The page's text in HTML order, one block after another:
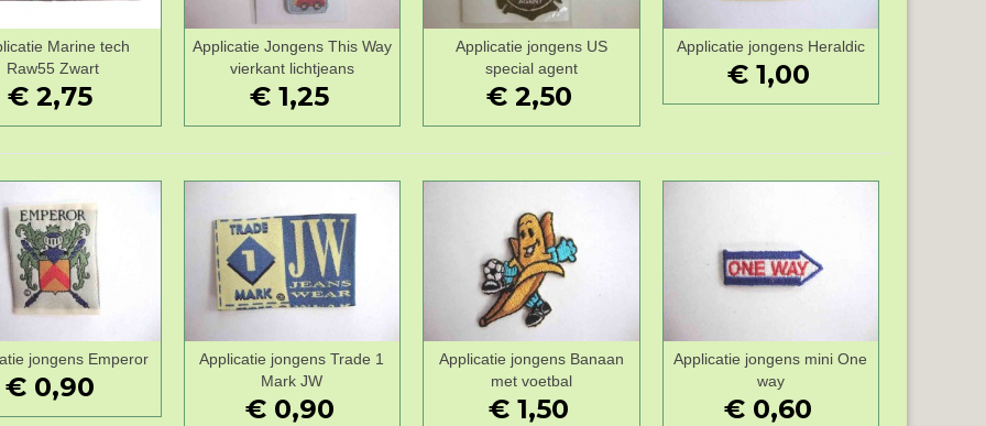
Wenslijst
Marine tech
Raw55 Zwart
€ 2,75
Wenslijst
Applicatie Jongens This Way
vierkant lichtjeans
€ 1,25
Wenslijst
Applicatie jongens US
special agent
€ 2,50
Wenslijst
Applicatie jongens Heraldic
€ 1,00
Wenslijst
jongens Emperor
€ 0,90
Wenslijst
Applicatie jongens Trade 1
Mark JW
€ 0,90
Wenslijst
Applicatie jongens Banaan
met voetbal
€ 1,50
Wenslijst
Applicatie jongens mini One
way
€ 0,60